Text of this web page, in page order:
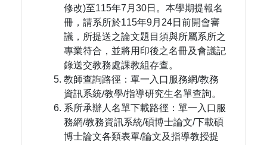
修改)至115年7月30日。本學期提報名
冊，請系所於115年9月24日前開會審
議，所提送之論文題目須與所屬系所之
專業符合，並將用印後之名冊及會議記
錄送交教務處課教組存查。
教師查詢路徑：單一入口服務網/教務
資訊系統/教學/指導研究生名單查詢。
系所承辦人名單下載路徑：單一入口服
務網/教務資訊系統/碩博士論文/下載碩
博士論文各類表單/論文及指導教授提